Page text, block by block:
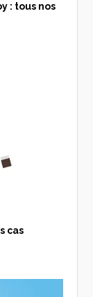
: tous nos
cas